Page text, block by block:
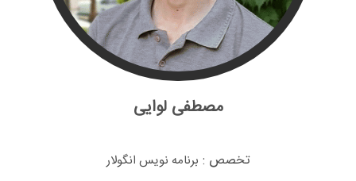
مصطفی لوایی
تخصص : برنامه نویس انگولار